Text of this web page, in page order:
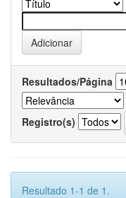
Resultados/Página
Registro(s)
Resultado 1-1 de 1.